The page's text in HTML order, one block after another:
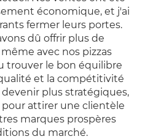
économique, et j'ai
fermer leurs portes.
dû offrir plus de
avec nos pizzas
trouver le bon équilibre
et la compétitivité
plus stratégiques,
attirer une clientèle
marques prospères
du marché.